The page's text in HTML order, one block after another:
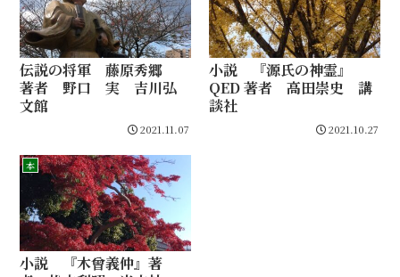
伝説の将軍 藤原秀郷
著者 野口 実 吉川弘
文館
2021.11.07
小説 『源氏の神霊』
QED 著者 高田崇史 講
談社
2021.10.27
本
小説 『木曾義仲』著